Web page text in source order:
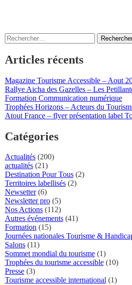
Rechercher :
Articles récents
Magazine Tourisme Accessible – Aout
Rallye Aicha des Gazelles – Les
Formation Communication numérique
Trophées Horizons – Acteurs du
Atout France – flyer présentation label
Catégories
Actualités(200)
actualités(21)
Destination Pour Tous(2)
Territoires labellisés(2)
Newsetter(6)
Newsletter pro(5)
Nos Actions(112)
Autres événements(41)
Formation(15)
Journées nationales Tourisme &
Salons(11)
Sommet mondial du tourisme(1)
Trophées du tourisme accessible(10)
Presse(3)
Tourisme accessible international(1)